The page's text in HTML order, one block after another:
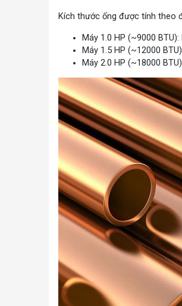
Kích thước ống được tính theo
Máy 1.0 HP (~9000
Máy 1.5 HP (~12000
Máy 2.0 HP (~18000